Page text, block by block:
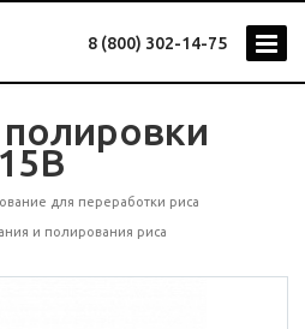
8 (800) 302-14-75
для переработки риса
и полирования риса